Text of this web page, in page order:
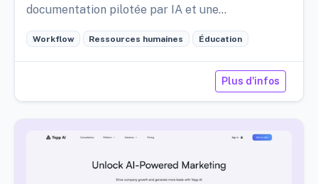
documentation pilotée par IA et une
Workflow Ressources humaines Éducation
Plus d'infos